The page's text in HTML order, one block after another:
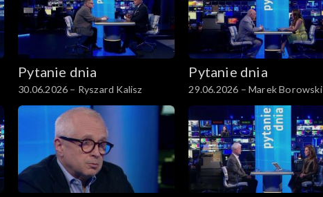
Pytanie dnia
30.06.2026 – Ryszard Kalisz
Pytanie dnia
29.06.2026 – Marek Borowski